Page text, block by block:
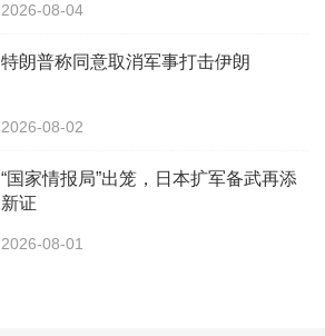
2026-08-04
特朗普称同意取消军事打击伊朗
2026-08-02
“国家情报局”出笼，日本扩军备武再添
新证
2026-08-01